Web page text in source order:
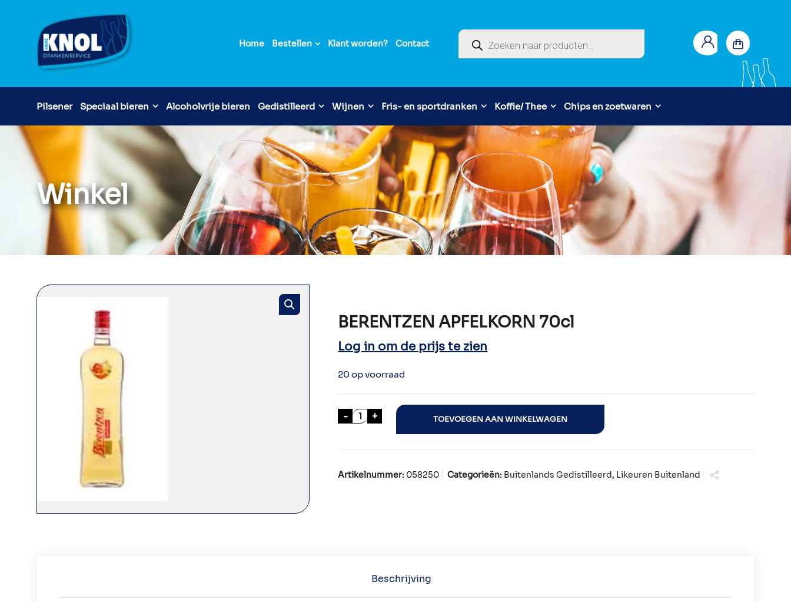
Home Bestellen Klant worden? Contact
Producten zoeken
Pilsener Speciaal bieren Alcoholvrije bieren Gedistilleerd Wijnen Fris- en sportdranken Koffie/ Thee Chips en zoetwaren
Winkel
BERENTZEN APFELKORN 70cl
Log in om de prijs te zien
20 op voorraad
- BERENTZEN APFELKORN 70cl aantal
+ TOEVOEGEN AAN WINKELWAGEN
Artikelnummer: 058250 Categorieën: Buitenlands Gedistilleerd, Likeuren Buitenland
Beschrijving